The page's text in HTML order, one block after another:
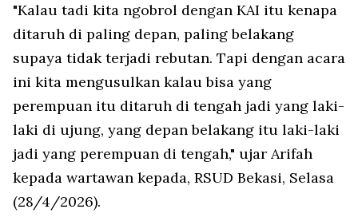
"Kalau tadi kita ngobrol dengan KAI itu kenapa
ditaruh di paling depan, paling belakang
supaya tidak terjadi rebutan. Tapi dengan acara
ini kita mengusulkan kalau bisa yang
perempuan itu ditaruh di tengah jadi yang laki-
laki di ujung, yang depan belakang itu laki-laki
jadi yang perempuan di tengah," ujar Arifah
kepada wartawan kepada, RSUD Bekasi, Selasa
(28/4/2026).